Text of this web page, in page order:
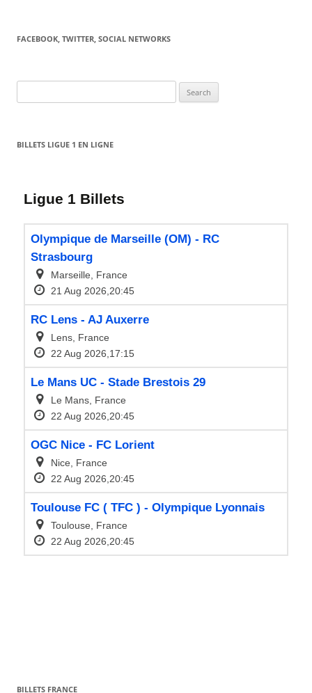
FACEBOOK, TWITTER, SOCIAL NETWORKS
for:
BILLETS LIGUE 1 EN LIGNE
BILLETS FRANCE